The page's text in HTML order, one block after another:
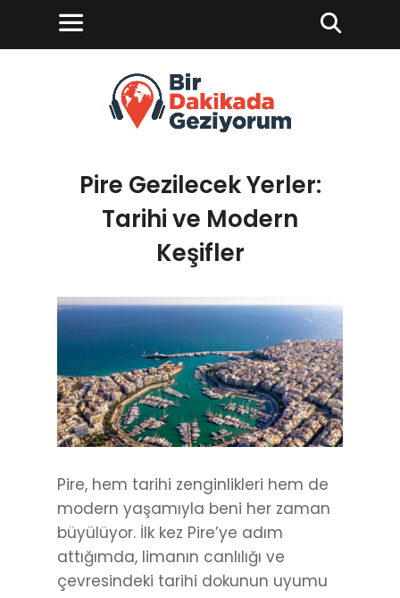
Pire Gezilecek Yerler:
Tarihi ve Modern
Keşifler
Pire, hem tarihi zenginlikleri hem de
modern yaşamıyla beni her zaman
büyülüyor. İlk kez Pire’ye adım
attığımda, limanın canlılığı ve
çevresindeki tarihi dokunun uyumu